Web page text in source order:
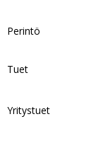
Perintö
Tuet
Yritystuet